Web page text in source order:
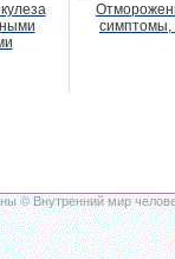
симптомы,
© Внутренний мир